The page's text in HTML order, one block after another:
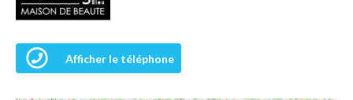
Afficher le téléphone